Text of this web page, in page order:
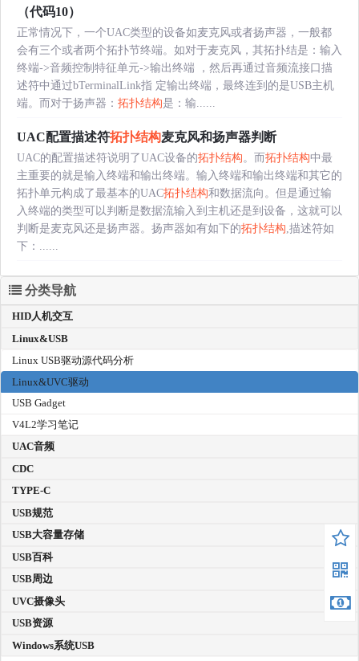
（代码10）
正常情况下，一个UAC类型的设备如麦克风或者扬声器，一般都
会有三个或者两个拓扑节终端。如对于麦克风，其拓扑结是：输入
终端->音频控制特征单元->输出终端 ，然后再通过音频流接口描
述符中通过bTerminalLink指 定输出终端，最终连到的是USB主机
端。而对于扬声器： 拓扑结构是：输......
UAC配置描述符拓扑结构麦克风和扬声器判断
UAC的配置描述符说明了UAC设备的拓扑结构。而拓扑结构中最
主重要的就是输入终端和输出终端。输入终端和输出终端和其它的
拓扑单元构成了最基本的UAC拓扑结构和数据流向。但是通过输
入终端的类型可以判断是数据流输入到主机还是到设备，这就可以
判断是麦克风还是扬声器。扬声器如有如下的拓扑结构,描述符如
下：......
分类导航
HID人机交互
Linux&USB
Linux USB驱动源代码分析
Linux&UVC驱动
USB Gadget
V4L2学习笔记
UAC音频
CDC
TYPE-C
USB规范
USB大容量存储
USB百科
USB周边
UVC摄像头
USB资源
Windows系统USB